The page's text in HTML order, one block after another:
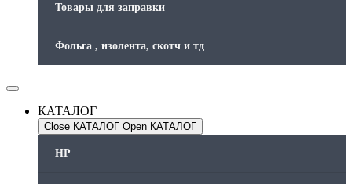
Товары для заправки
Фольга , изолента, скотч и тд
КАТАЛОГ
Close КАТАЛОГ Open КАТАЛОГ
HP